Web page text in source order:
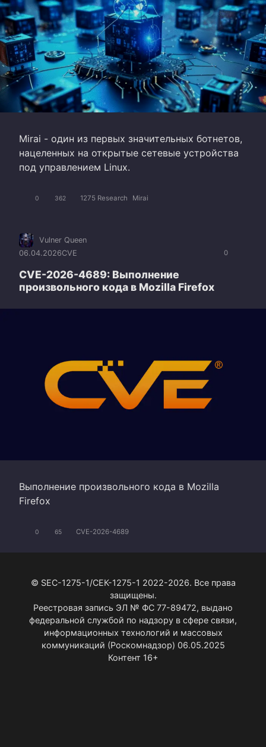
Mirai - один из первых значительных ботнетов,
нацеленных на открытые сетевые устройства
под управлением Linux.
0 362 1275 Research Mirai
0
Vulner Queen
06.04.2026CVE
CVE-2026-4689: Выполнение
произвольного кода в Mozilla Firefox
Выполнение произвольного кода в Mozilla
Firefox
0 65 CVE-2026-4689
© SEC-1275-1/СЕК-1275-1 2022-2026. Все права
защищены.
Реестровая запись ЭЛ № ФС 77-89472, выдано
федеральной службой по надзору в сфере связи,
информационных технологий и массовых
коммуникаций (Роскомнадзор) 06.05.2025
Контент 16+